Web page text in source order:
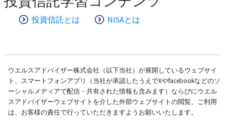
投資信託とは NISAとは
ウエルスアドバイザー株式会社（以下当社）が展開しているウェブサイ
ト、スマートフォンアプリ（当社が承認したうえでXやfacebookなどのソ
ーシャルメディアで配信・共有された情報も含みます）ならびにウエル
スアドバイザーウェブサイトを介した外部ウェブサイトの閲覧、ご利用
は、お客様の責任で行っていただきますようお願いいたします。